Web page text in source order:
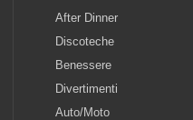
After Dinner
Discoteche
Benessere
Divertimenti
Auto/Moto